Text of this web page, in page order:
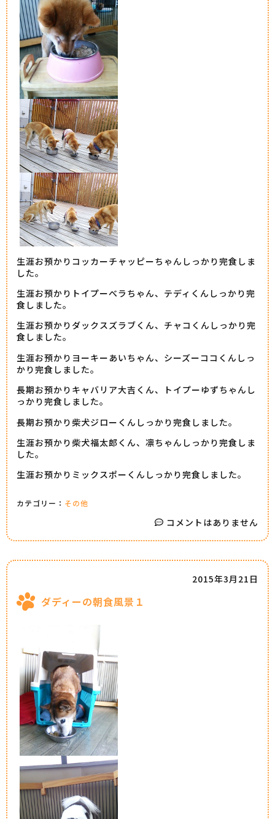
生涯お預かりコッカーチャッピーちゃんしっかり完食しま
した。
生涯お預かりトイプーべラちゃん、テディくんしっかり完
食しました。
生涯お預かりダックスズラブくん、チャコくんしっかり完
食しました。
生涯お預かりヨーキーあいちゃん、シーズーココくんしっ
かり完食しました。
長期お預かりキャバリア大吉くん、トイプーゆずちゃんし
っかり完食しました。
長期お預かり柴犬ジローくんしっかり完食しました。
生涯お預かり柴犬福太郎くん、凛ちゃんしっかり完食しま
した。
生涯お預かりミックスポーくんしっかり完食しました。
カテゴリー： その他
コメントはありません
ダディーの朝食風景１
2015年3月21日